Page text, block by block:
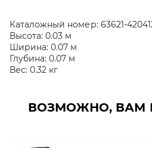
Каталожный номер: 63621-
Высота: 0.03 м
Ширина: 0.07 м
Глубина: 0.07 м
Вес: 0.32 кг
ВОЗМОЖНО, ВАМ